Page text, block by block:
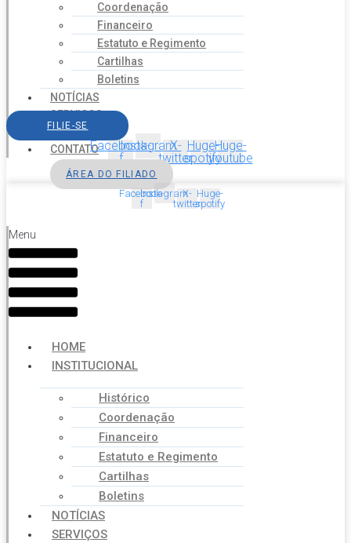
Coordenação
Financeiro
Estatuto e Regimento
Cartilhas
Boletins
NOTÍCIAS
SERVIÇOS
AGENDA
CONTATO
FILIE-SE
Facebook-
f
InstagramX-
twitter
Huge-
spotify
Huge-
youtube
ÁREA DO FILIADO
Facebook-
f
InstagramX-
twitter
Huge-
spotify
Menu
HOME
INSTITUCIONAL
Histórico
Coordenação
Financeiro
Estatuto e Regimento
Cartilhas
Boletins
NOTÍCIAS
SERVIÇOS